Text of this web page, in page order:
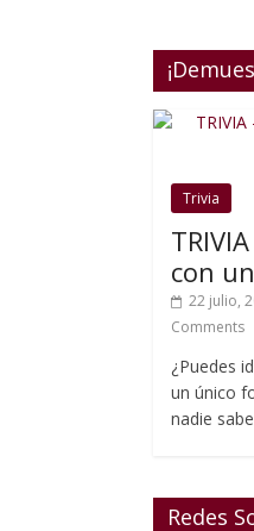
Trivia
con
22 julio,
Comments
¿Puedes
un único
nadie
Redes